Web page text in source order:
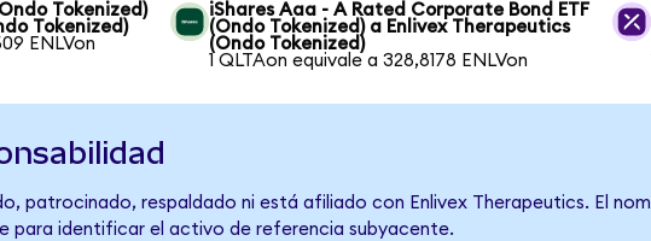
Tokenized)
Tokenized)
ENLVon
iShares Aaa - A Rated Corporate Bond ETF
(Ondo Tokenized) a Enlivex Therapeutics
(Ondo Tokenized)
1 QLTAon equivale a 328,8178 ENLVon
patrocinado, respaldado ni está afiliado con Enlivex Therapeutics. El
para identificar el activo de referencia subyacente.